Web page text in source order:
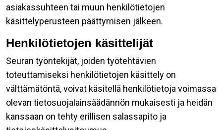
asiakassuhteen tai muun henkilötietojen
käsittelyperusteen päättymisen jälkeen.
Henkilötietojen käsittelijät
Seuran työntekijät, joiden työtehtävien
toteuttamiseksi henkilötietojen käsittely on
välttämätöntä, voivat käsitellä henkilötietoja voimassa
olevan tietosuojalainsäädännön mukaisesti ja heidän
kanssaan on tehty erillisen salassapito ja